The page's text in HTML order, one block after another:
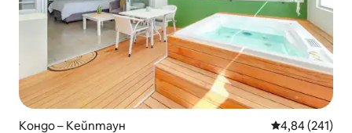
Кондо – Кейптаун Средна
4,84 (241)